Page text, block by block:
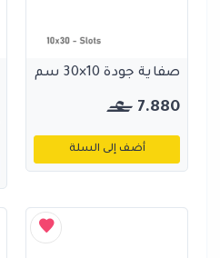
صفاية جودة 10×30 سم
7.880
أضف إلى السلة